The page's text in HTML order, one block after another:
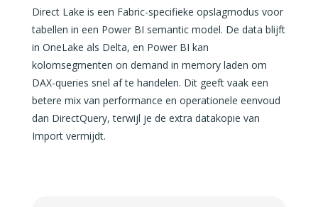
Direct Lake is een Fabric-specifieke opslagmodus voor
tabellen in een Power BI semantic model. De data blijft
in OneLake als Delta, en Power BI kan
kolomsegmenten on demand in memory laden om
DAX-queries snel af te handelen. Dit geeft vaak een
betere mix van performance en operationele eenvoud
dan DirectQuery, terwijl je de extra datakopie van
Import vermijdt.